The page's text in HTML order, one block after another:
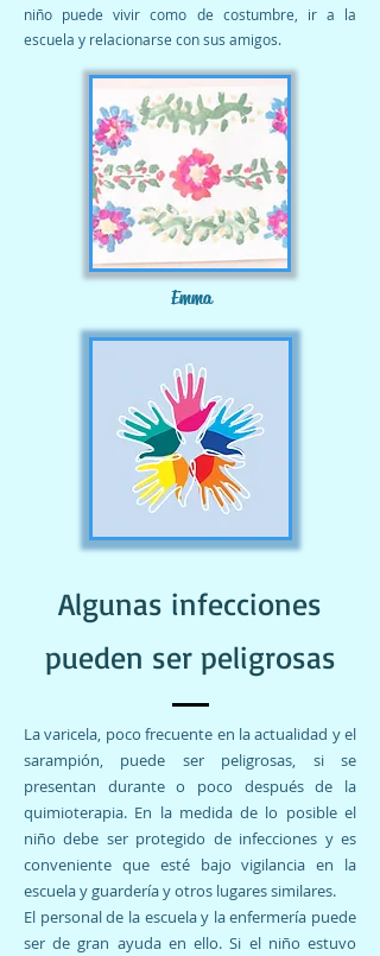
niño puede vivir como de costumbre, ir a la
escuela y relacionarse con sus amigos.
Emma
Algunas infecciones
pueden ser peligrosas
La varicela, poco frecuente en la actualidad y el
sarampión, puede ser peligrosas, si se
presentan durante o poco después de la
quimioterapia. En la medida de lo posible el
niño debe ser protegido de infecciones y es
conveniente que esté bajo vigilancia en la
escuela y guardería y otros lugares similares.
El personal de la escuela y la enfermería puede
ser de gran ayuda en ello. Si el niño estuvo